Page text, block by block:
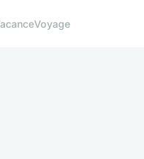
Voyage